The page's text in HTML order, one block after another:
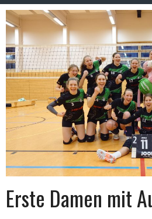
Erste Damen mit